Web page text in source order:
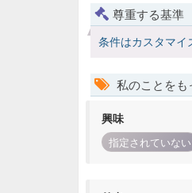
尊重する基準
条件はカスタマイ
私のことをも
興味
指定されていない